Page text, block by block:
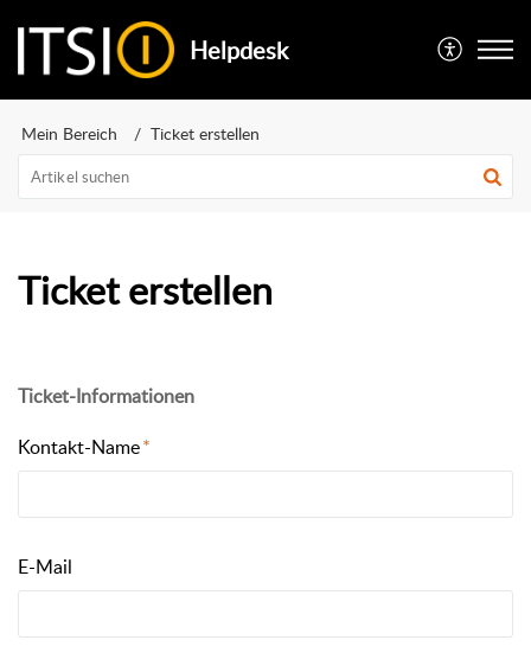
Helpdesk
Mein Bereich Ticket erstellen
Ticket erstellen
Ticket-Informationen
Kontakt-Name
E-Mail